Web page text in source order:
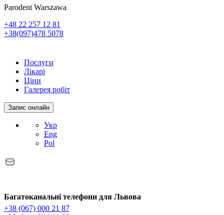
Parodent Warszawa
+48 22 257 12 81
+38(097)478 5078
Послуги
Лікарі
Ціни
Галерея робіт
Запис онлайн
Укр
Eng
Pol
Багатоканальні телефони для Львова
+38 (067) 000 21 87